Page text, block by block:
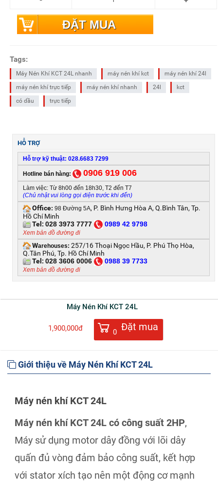
ĐẶT MUA
Tags:
Máy Nén Khí KCT 24L nhanh máy nén khí kct
máy nén khí 24l
máy nén khí trực tiếp
máy nén khí nhanh 24l
kct
có dầu
trực tiếp
HỖ TRỢ
Hỗ trợ kỹ thuật: 028.6683 7299
Hotline bán hàng: 0906 919 006
Làm việc: Từ 8h00 đến 18h30, T2 đến T7
(Chủ nhật vui lòng gọi điện trước khi đến)
Office: 98 Đường 5A, P. Bình Hưng Hòa A, Q.Bình Tân, Tp.
Hồ Chí Minh
Tel: 028 3973 7777 0989 42 9798
Xem bản đồ đường đi
Warehouses: 257/16 Thoại Ngọc Hầu, P. Phú Thọ Hòa,
Q.Tân Phú, Tp. Hồ Chí Minh
Tel: 028 3606 0006 0988 39 7733
Xem bản đồ đường đi
Máy Nén Khí KCT 24L
1,900,000đ 0 Đặt mua
Giới thiệu về Máy Nén Khí KCT 24L
Máy nén khí KCT 24L
Máy nén khí KCT 24L có công suất 2HP,
Máy sử dụng motor dây đồng với lõi dây
quấn đủ vòng đảm bảo công suất, kết hợp
với stator xích tạo nên một động cơ mạnh